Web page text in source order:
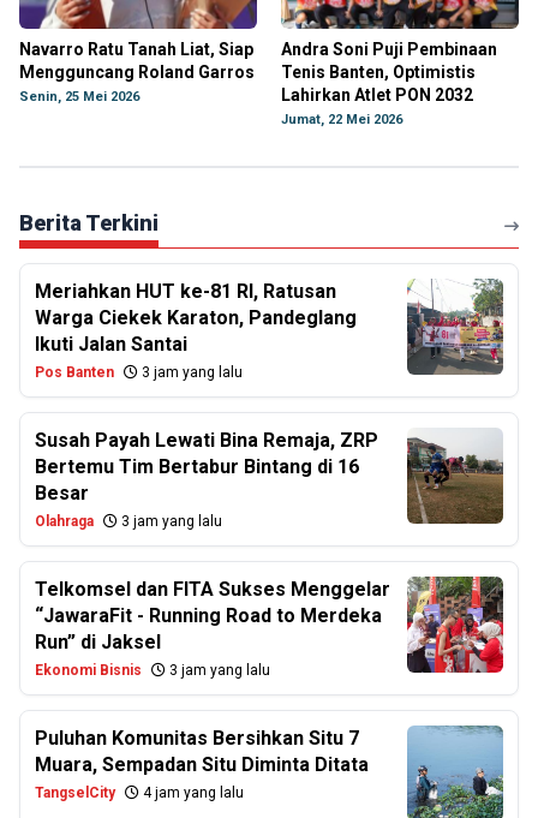
Navarro Ratu Tanah Liat, Siap
Mengguncang Roland Garros
Senin, 25 Mei 2026
Andra Soni Puji Pembinaan
Tenis Banten, Optimistis
Lahirkan Atlet PON 2032
Jumat, 22 Mei 2026
Berita Terkini
Meriahkan HUT ke-81 RI, Ratusan
Warga Ciekek Karaton, Pandeglang
Ikuti Jalan Santai
Pos Banten 3 jam yang lalu
Susah Payah Lewati Bina Remaja, ZRP
Bertemu Tim Bertabur Bintang di 16
Besar
Olahraga 3 jam yang lalu
Telkomsel dan FITA Sukses Menggelar
“JawaraFit - Running Road to Merdeka
Run” di Jaksel
Ekonomi Bisnis 3 jam yang lalu
Puluhan Komunitas Bersihkan Situ 7
Muara, Sempadan Situ Diminta Ditata
TangselCity 4 jam yang lalu